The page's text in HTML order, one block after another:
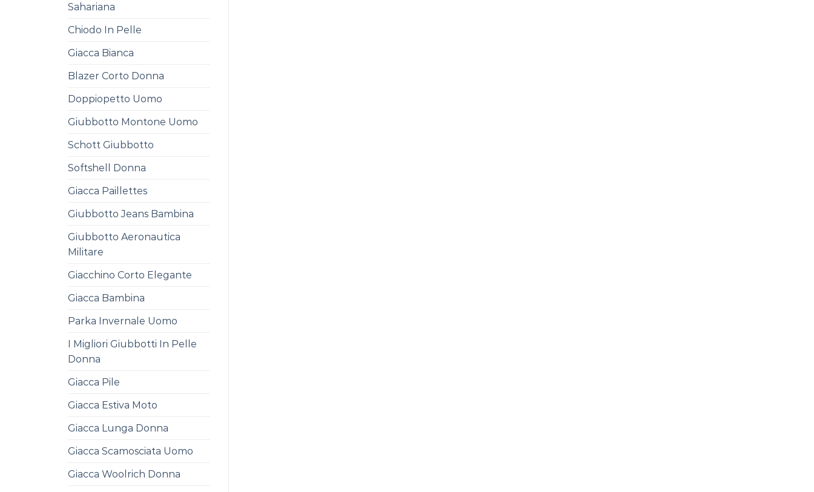
Sahariana
Chiodo In Pelle
Giacca Bianca
Blazer Corto Donna
Doppiopetto Uomo
Giubbotto Montone Uomo
Schott Giubbotto
Softshell Donna
Giacca Paillettes
Giubbotto Jeans Bambina
Giubbotto Aeronautica
Militare
Giacchino Corto Elegante
Giacca Bambina
Parka Invernale Uomo
I Migliori Giubbotti In Pelle
Donna
Giacca Pile
Giacca Estiva Moto
Giacca Lunga Donna
Giacca Scamosciata Uomo
Giacca Woolrich Donna